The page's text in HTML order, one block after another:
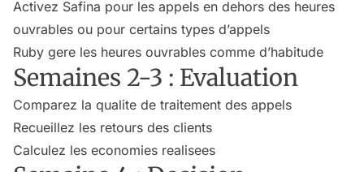
Activez Safina pour les appels en dehors des heures
ouvrables ou pour certains types d’appels
Ruby gere les heures ouvrables comme d’habitude
Semaines 2-3 : Evaluation
Comparez la qualite de traitement des appels
Recueillez les retours des clients
Calculez les economies realisees